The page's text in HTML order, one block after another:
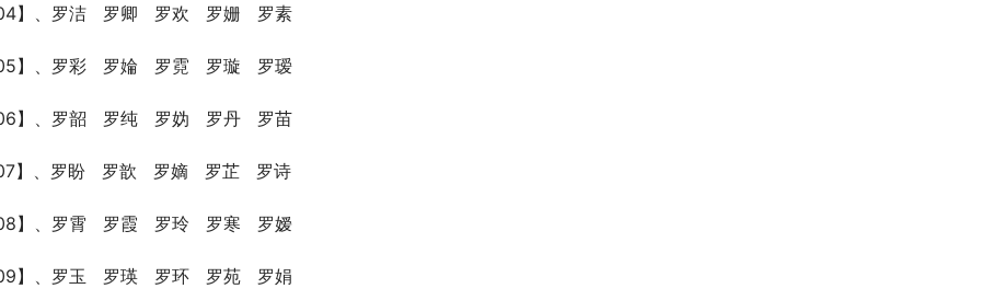
】、罗洁   罗卿   罗欢   罗姗   罗素
】、罗彩   罗婨   罗霓   罗璇   罗瑷
】、罗韶   罗纯   罗妫   罗丹   罗苗
】、罗盼   罗歆   罗嫡   罗芷   罗诗
】、罗霄   罗霞   罗玲   罗寒   罗嫒
】、罗玉   罗瑛   罗环   罗苑   罗娟